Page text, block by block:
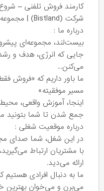
کارمند فروش تلفنی –
شرکت (Bistland) | مجموعه‌ای پویا، منظم و پرانرژی
درباره ما :
بیست‌لند، مجموعه‌ای
جایی که انرژی، هدف و
می‌کنن...
ما باور داریم که «فروش
مسیر موفقیته»
اینجا، آموزش واقعی،
جمع شدن تا شما بتونید
درباره موقعیت شغلی :
در این شغل، شما صدای
با مشتریان ارتباط
ارائه می‌دید.
ما به دنبال افرادی
می‌برن و می‌خوان بهترین